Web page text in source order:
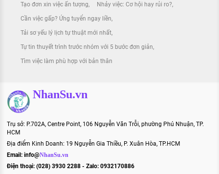
Tạo đơn xin việc ấn tượng Nhảy việc: Cơ hội hay rủi ro?
Cần việc gấp? Ứng tuyển ngay liền
Tải sơ yếu lý lịch tự thuật mới nhất
Tự tin thuyết trình trước nhóm với 5 bước đơn giản
Tìm việc làm phù hợp với bản thân
NhanSu.vn
Trụ sở: P.702A, Centre Point, 106 Nguyễn Văn Trỗi, phường Phú Nhuận, TP.
HCM
Địa điểm Kinh Doanh: 19 Nguyễn Gia Thiều, P. Xuân Hòa, TP.HCM
Email: info@NhanSu.vn
Điện thoại: (028) 3930 2288 - Zalo: 0932170886